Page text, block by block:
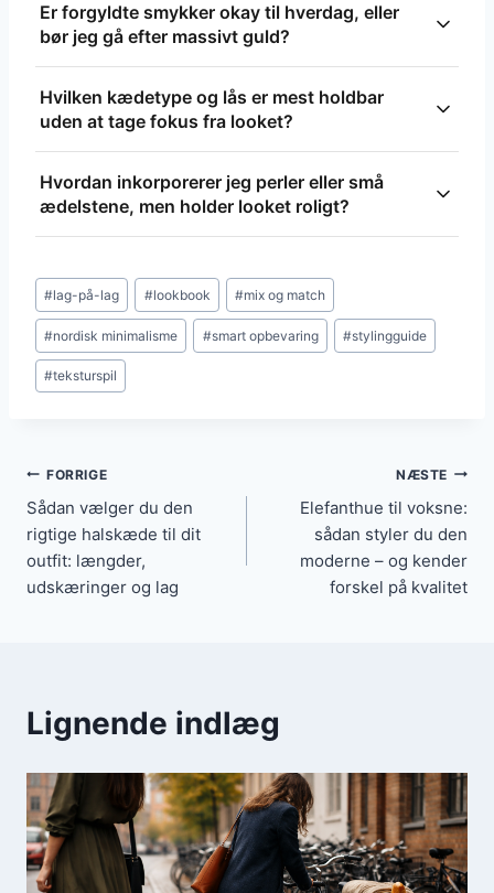
samme lukkepunkt, eller brug en
kædespreder/’layering bar’, som holder stykkerne
separate småposer og rul tynde kæder ind i blødt
stof for at forhindre knuder.
Er forgyldte smykker okay til hverdag, eller
bør jeg gå efter massivt guld?
budgettet og rotere ofte, men kvaliteten varierer
meget efter tykkelsen af forgyldningen (måles i
brug, og invester i massivt guld til staples, du vil
have i mange år.
Hvilken kædetype og lås er mest holdbar
uden at tage fokus fra looket?
et slankt, holdbart udtryk, mens hulrume eller alt for
tynde kæder slidt hurtigere. Foretræk en solid
daglig robusthed.
Hvordan inkorporerer jeg perler eller små
ædelstene, men holder looket roligt?
eller stenanordning som det diskrete fokuspunkt, så
resten af smykkerne forbliver rene. Hold
proportionerne små og match metallet til resten af
dine guldsmykker for et harmonisk udtryk.
Indlæg-
tags:
#lag-på-lag #lookbook #mix og match
#nordisk minimalisme #smart opbevaring #stylingguide
#teksturspil
Indlægsnavigation
FORRIGE
Sådan vælger du den
rigtige halskæde til dit
outfit: længder,
udskæringer og lag
NÆSTE
Elefanthue til voksne:
sådan styler du den
moderne – og kender
forskel på kvalitet
Lignende indlæg